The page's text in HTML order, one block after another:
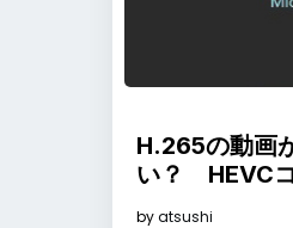
H.265の動画
い？ HEVC
byatsushi